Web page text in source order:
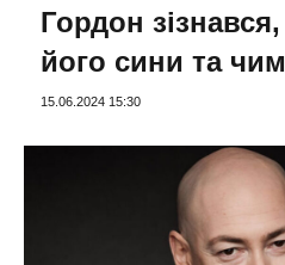
Гордон
його сини та
15.06.2024 15:30